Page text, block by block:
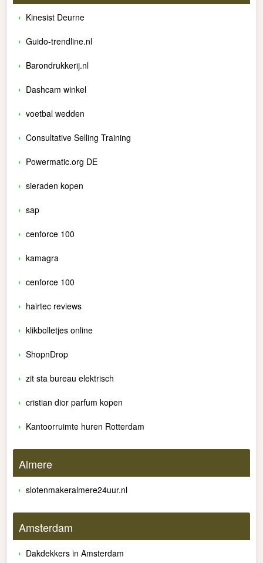
Kinesist Deurne
Guido-trendline.nl
Barondrukkerij.nl
Dashcam winkel
voetbal wedden
Consultative Selling Training
Powermatic.org DE
sieraden kopen
sap
cenforce 100
kamagra
cenforce 100
hairtec reviews
klikbolletjes online
ShopnDrop
zit sta bureau elektrisch
cristian dior parfum kopen
Kantoorruimte huren Rotterdam
Almere
slotenmakeralmere24uur.nl
Amsterdam
Dakdekkers in Amsterdam